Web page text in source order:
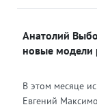
Анатолий
новые модели
В этом месяце
Евгений